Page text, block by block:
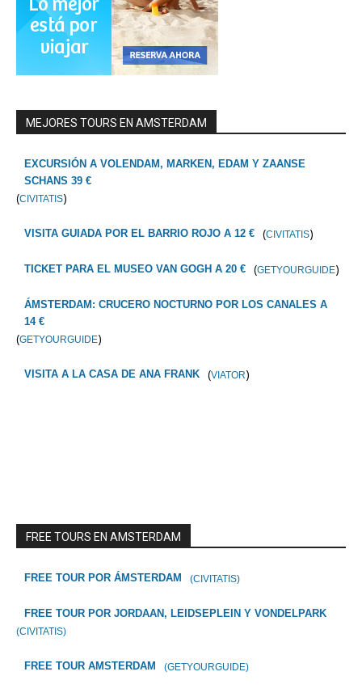
MEJORES TOURS EN AMSTERDAM
EXCURSIÓN A VOLENDAM, MARKEN, EDAM Y ZAANSE
SCHANS 39 €
(CIVITATIS)
VISITA GUIADA POR EL BARRIO ROJO A 12 € (CIVITATIS)
TICKET PARA EL MUSEO VAN GOGH A 20 € (GETYOURGUIDE)
ÁMSTERDAM: CRUCERO NOCTURNO POR LOS CANALES A
14 €
(GETYOURGUIDE)
VISITA A LA CASA DE ANA FRANK (VIATOR)
FREE TOURS EN AMSTERDAM
FREE TOUR POR ÁMSTERDAM (CIVITATIS)
FREE TOUR POR JORDAAN, LEIDSEPLEIN Y VONDELPARK
(CIVITATIS)
FREE TOUR AMSTERDAM (GETYOURGUIDE)